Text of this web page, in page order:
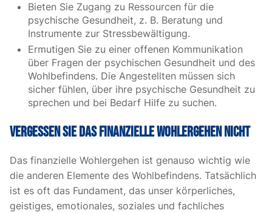
Bieten Sie Zugang zu Ressourcen für die
psychische Gesundheit, z. B. Beratung und
Instrumente zur Stressbewältigung.
Ermutigen Sie zu einer offenen Kommunikation
über Fragen der psychischen Gesundheit und des
Wohlbefindens. Die Angestellten müssen sich
sicher fühlen, über ihre psychische Gesundheit zu
sprechen und bei Bedarf Hilfe zu suchen.
Vergessen Sie das finanzielle Wohlergehen nicht
Das finanzielle Wohlergehen ist genauso wichtig wie
die anderen Elemente des Wohlbefindens. Tatsächlich
ist es oft das Fundament, das unser körperliches,
geistiges, emotionales, soziales und fachliches